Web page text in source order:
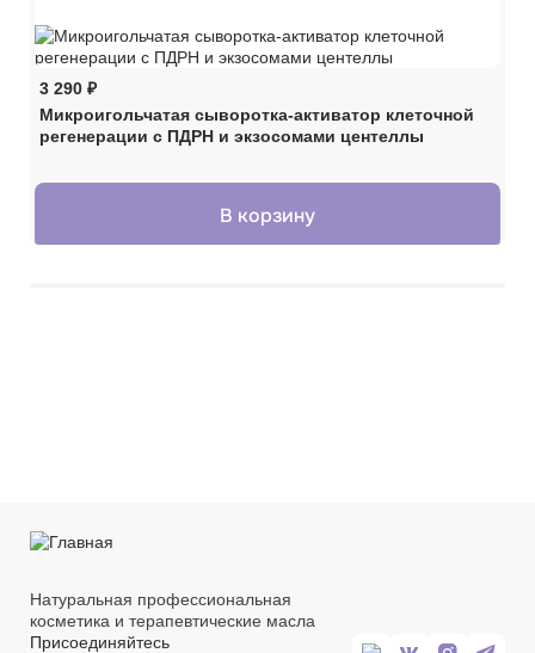
3 290 ₽
Микроигольчатая сыворотка-активатор клеточной
регенерации с ПДРН и экзосомами центеллы
В корзину
Натуральная профессиональная
косметика и терапевтические масла
Присоединяйтесь